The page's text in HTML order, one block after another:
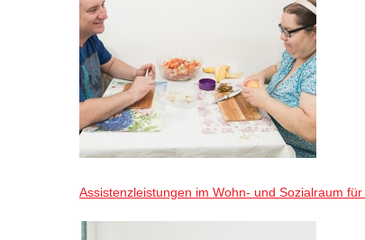
Assistenzleistungen im Wohn- und Sozialraum